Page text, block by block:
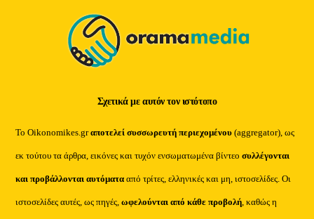
Σχετικά με αυτόν τον ιστότοπο
Το Oikonomikes.grαποτελεί συσσωρευτή περιεχομένου (aggregator), ως
εκ τούτου τα άρθρα, εικόνες και τυχόν ενσωματωμένα βίντεοσυλλέγονται
και προβάλλονται αυτόματααπό τρίτες, ελληνικές και μη, ιστοσελίδες. Οι
ιστοσελίδες αυτές, ως πηγές,ωφελούνται από κάθε προβολή, καθώς η